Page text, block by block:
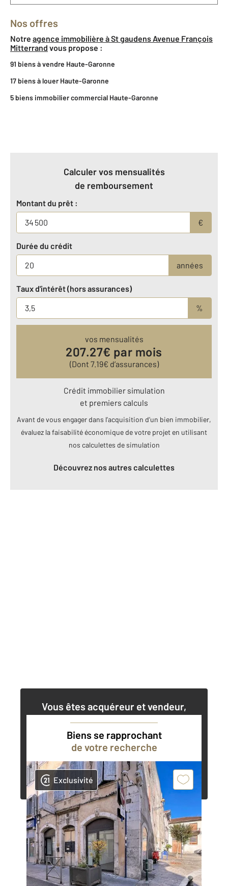
Nos offres
Notre agence immobilière à St gaudens Avenue François
Mitterrand vous propose :
91 biens à vendre Haute-Garonne
17 biens à louer Haute-Garonne
5 biens immobilier commercial Haute-Garonne
Calculer vos mensualités
de remboursement
Montant du prêt :
€
Durée du crédit
années
Taux d'intérêt (hors assurances)
%
vos mensualités
207.27€ par mois
(Dont 7.19€ d’assurances)
Crédit immobilier simulation
et premiers calculs
Avant de vous engager dans l’acquisition d’un bien immobilier,
évaluez la faisabilité économique de votre projet en utilisant
nos calculettes de simulation
Découvrez nos autres calculettes
Vous êtes acquéreur et vendeur,
Contacter l'agence
Demander une estimation
Biens se rapprochant
de votre recherche
Exclusivité